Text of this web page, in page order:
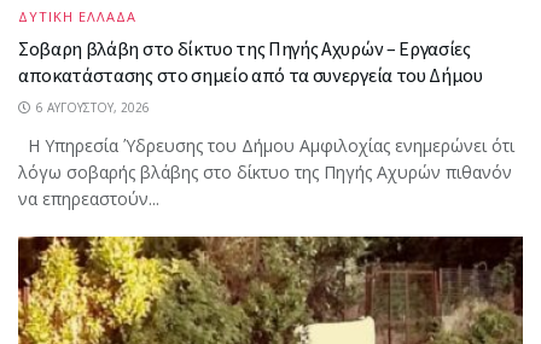
ΔΥΤΙΚΗ ΕΛΛΑΔΑ
Σοβαρη βλάβη στο δίκτυο της Πηγής Αχυρών – Εργασίες
αποκατάστασης στο σημείο από τα συνεργεία του Δήμου
6 ΑΥΓΟΎΣΤΟΥ, 2026
Η Υπηρεσία Ύδρευσης του Δήμου Αμφιλοχίας ενημερώνει ότι
λόγω σοβαρής βλάβης στο δίκτυο της Πηγής Αχυρών πιθανόν
να επηρεαστούν...